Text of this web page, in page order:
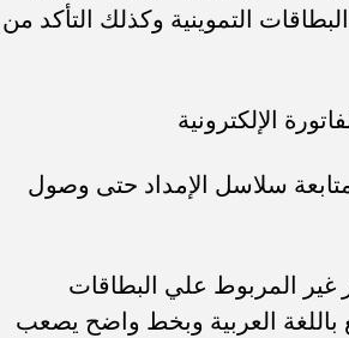
التموينية وكذلك التأكد من
الإلكترونية
سلاسل الإمداد حتى وصول
غير المربوط علي البطاقات
باللغة العربية وبخط واضح يصعب